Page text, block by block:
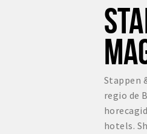
Stappen
regio de
hotels.